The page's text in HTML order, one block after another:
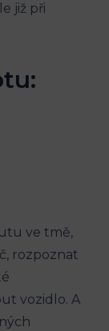
již při
ve tmě,
rozpoznat
vozidlo. A